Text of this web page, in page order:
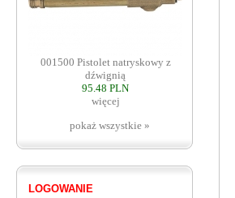
001500 Pistolet natryskowy z
dźwignią
95.48 PLN
więcej
pokaż wszystkie »
LOGOWANIE